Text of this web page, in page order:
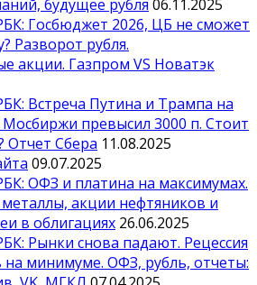
будущее рубля 06.11.2025
Госбюджет 2026, ЦБ не сможет
Разворот рубля.
акции. Газпром VS Новатэк
Встреча Путина и Трампа на
Мосбиржи превысил 3000 п. Стоит
Отчет Сбера 11.08.2025
09.07.2025
ОФЗ и платина на максимумах.
акции нефтяников и
в облигациях 26.06.2025
Рынки снова падают. Рецессия
на минимуме. ОФЗ, рубль, отчеты: